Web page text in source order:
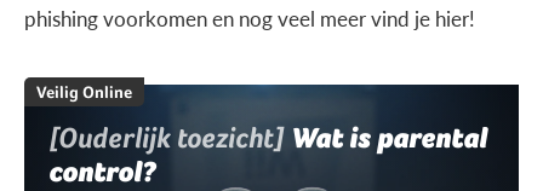
phishing voorkomen en nog veel meer vind je hier!
Veilig Online
[Ouderlijk toezicht] Wat is parental
control?